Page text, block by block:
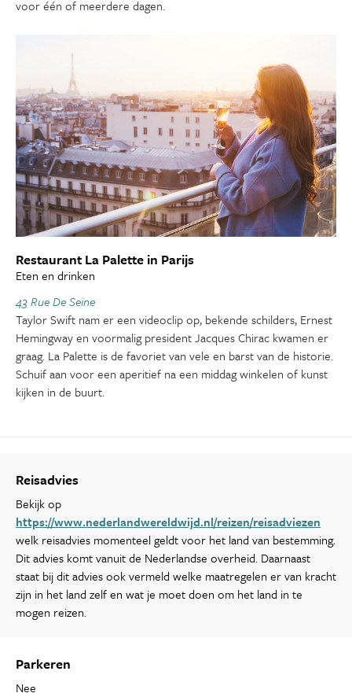
voor één of meerdere dagen.
Restaurant La Palette in Parijs
Eten en drinken
43 Rue De Seine
Taylor Swift nam er een videoclip op, bekende schilders, Ernest
Hemingway en voormalig president Jacques Chirac kwamen er
graag. La Palette is de favoriet van vele en barst van de historie.
Schuif aan voor een aperitief na een middag winkelen of kunst
kijken in de buurt.
Reisadvies
Bekijk op
https://www.nederlandwereldwijd.nl/reizen/reisadviezen
welk reisadvies momenteel geldt voor het land van bestemming.
Dit advies komt vanuit de Nederlandse overheid. Daarnaast
staat bij dit advies ook vermeld welke maatregelen er van kracht
zijn in het land zelf en wat je moet doen om het land in te
mogen reizen.
Parkeren
Nee